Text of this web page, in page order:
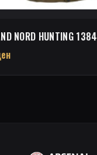
NORD HUNTING 1384